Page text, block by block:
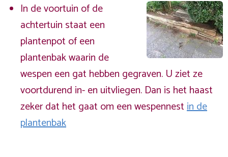
In de voortuin of de
achtertuin staat een
plantenpot of een
plantenbak waarin de
wespen een gat hebben gegraven. U ziet ze
voortdurend in- en uitvliegen. Dan is het haast
zeker dat het gaat om een wespennestin de
plantenbak